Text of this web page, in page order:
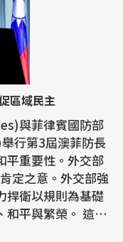
區域民主
與菲律賓國防部
行第3屆澳菲防長
平重要性。外交部
定之意。外交部強
捍衛以規則為基礎
與繁榮。 這份